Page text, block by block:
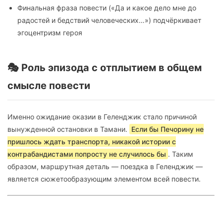
Финальная фраза повести («Да и какое дело мне до
радостей и бедствий человеческих…») подчёркивает
эгоцентризм героя
🎭 Роль эпизода с отплытием в общем
смысле повести
Именно ожидание оказии в Геленджик стало причиной
вынужденной остановки в Тамани. Если бы Печорину не
пришлось ждать транспорта, никакой истории с
контрабандистами попросту не случилось бы . Таким
образом, маршрутная деталь — поездка в Геленджик —
является сюжетообразующим элементом всей повести.